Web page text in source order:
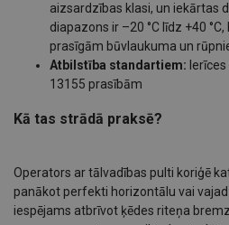
aizsardzības klasi, un iekārtas
diapazons ir –20 °C līdz +40
prasīgām būvlaukuma un
Atbilstība standartiem:
13155 prasībām
Kā tas strādā praksē?
Operators ar tālvadības pulti koriģē
panākot perfekti horizontālu vai
iespējams atbrīvot ķēdes riteņa